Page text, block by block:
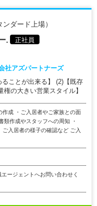
ダード上場）
. 正社員
社アズパートナーズ
ことが出来る】 (2)【既存
の大きい営業スタイル】
作成 ・ご入居者やご家族との面
類作成やスタッフへの周知 ・
入居者の様子の確認など ご入
ージェントへお問い合わせく